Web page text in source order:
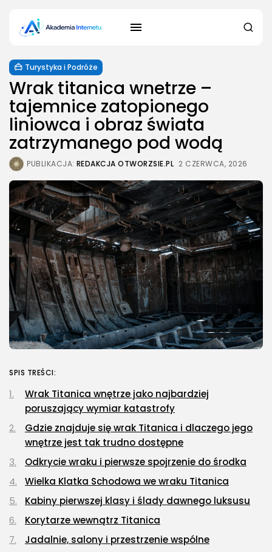
Turystyka i Podróże
Wrak titanica wnetrze –
tajemnice zatopionego
liniowca i obraz świata
zatrzymanego pod wodą
PUBLIKACJA: REDAKCJA OTWORZSIE.PL 2 CZERWCA, 2026
SPIS TREŚCI:
Wrak Titanica wnętrze jako najbardziej
poruszający wymiar katastrofy
Gdzie znajduje się wrak Titanica i dlaczego jego
wnętrze jest tak trudno dostępne
Odkrycie wraku i pierwsze spojrzenie do środka
Wielka Klatka Schodowa we wraku Titanica
Kabiny pierwszej klasy i ślady dawnego luksusu
Korytarze wewnątrz Titanica
Jadalnie, salony i przestrzenie wspólne